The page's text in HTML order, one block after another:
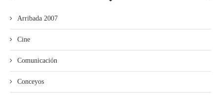
Arribada 2007
Cine
Comunicación
Conceyos